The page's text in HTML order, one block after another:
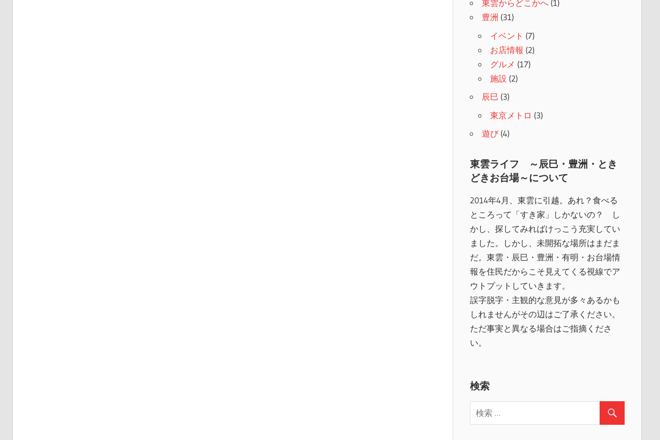
東雲からどこかへ(1)
豊洲 (31)
イベント (7)
お店情報 (2)
グルメ (17)
施設 (2)
辰巳 (3)
東京メトロ (3)
遊び(4)
東雲ライフ ～辰巳・豊洲・とき
どきお台場～について
2014年4月、東雲に引越。あれ？食べる
ところって「すき家」しかないの？ し
かし、探してみればけっこう充実してい
ました。しかし、未開拓な場所はまだま
だ。東雲・辰巳・豊洲・有明・お台場情
報を住民だからこそ見えてくる視線でア
ウトプットしていきます。
誤字脱字・主観的な意見が多々あるかも
しれませんがその辺はご了承ください。
ただ事実と異なる場合はご指摘くださ
い。
検索